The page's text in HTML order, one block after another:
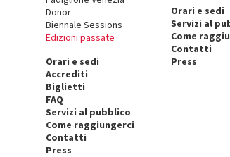
Donor
Biennale Sessions
Edizioni passate
Orari e sedi
Accrediti
Biglietti
FAQ
Servizi al pubblico
Come raggiungerci
Contatti
Press
Orari e sedi
Servizi al
Come
Contatti
Press